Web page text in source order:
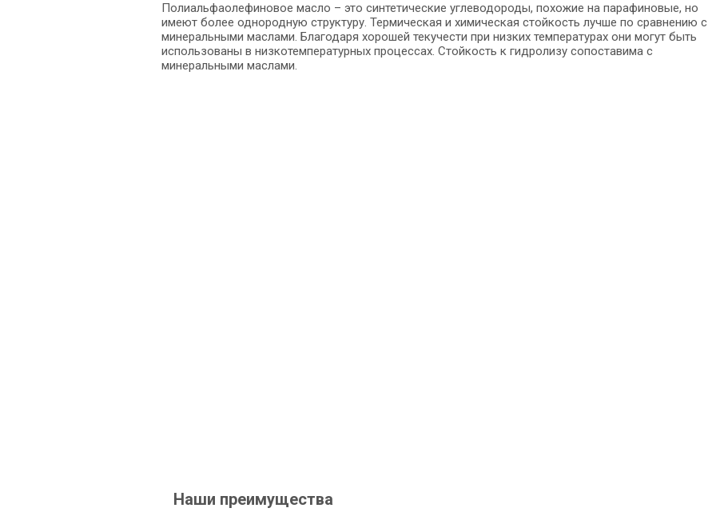
Полиальфаолефиновое масло – это синтетические углеводороды, похожие на парафиновые, но
имеют более однородную структуру. Термическая и химическая стойкость лучше по сравнению с
минеральными маслами. Благодаря хорошей текучести при низких температурах они могут быть
использованы в низкотемпературных процессах. Стойкость к гидролизу сопоставима с
минеральными маслами.
Наши преимущества